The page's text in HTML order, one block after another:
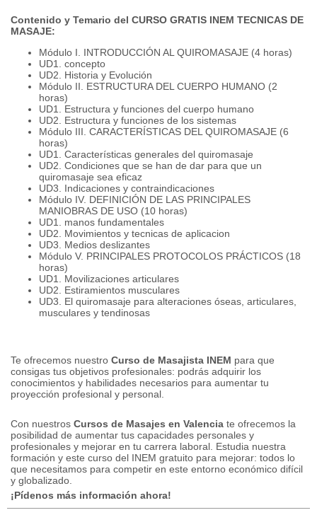
Contenido y Temario del CURSO GRATIS INEM TECNICAS DE
MASAJE:
Módulo I. INTRODUCCIÓN AL QUIROMASAJE (4 horas)
UD1. concepto
UD2. Historia y Evolución
Módulo II. ESTRUCTURA DEL CUERPO HUMANO (2
horas)
UD1. Estructura y funciones del cuerpo humano
UD2. Estructura y funciones de los sistemas
Módulo III. CARACTERÍSTICAS DEL QUIROMASAJE (6
horas)
UD1. Características generales del quiromasaje
UD2. Condiciones que se han de dar para que un
quiromasaje sea eficaz
UD3. Indicaciones y contraindicaciones
Módulo IV. DEFINICIÓN DE LAS PRINCIPALES
MANIOBRAS DE USO (10 horas)
UD1. manos fundamentales
UD2. Movimientos y tecnicas de aplicacion
UD3. Medios deslizantes
Módulo V. PRINCIPALES PROTOCOLOS PRÁCTICOS (18
horas)
UD1. Movilizaciones articulares
UD2. Estiramientos musculares
UD3. El quiromasaje para alteraciones óseas, articulares,
musculares y tendinosas
Te ofrecemos nuestro Curso de Masajista INEM para que
consigas tus objetivos profesionales: podrás adquirir los
conocimientos y habilidades necesarios para aumentar tu
proyección profesional y personal.
Con nuestros Cursos de Masajes en Valencia te ofrecemos la
posibilidad de aumentar tus capacidades personales y
profesionales y mejorar en tu carrera laboral. Estudia nuestra
formación y este curso del INEM gratuito para mejorar: todos lo
que necesitamos para competir en este entorno económico difícil
y globalizado.
¡Pídenos más información ahora!